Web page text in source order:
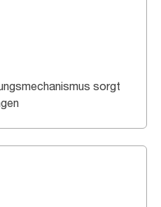
sorgt